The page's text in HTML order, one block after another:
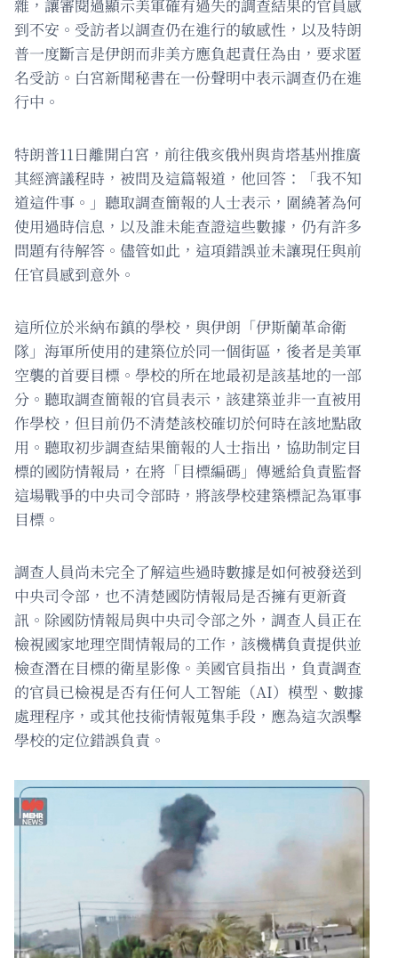
雜，讓審閱過顯示美軍確有過失的調查結果的官員感
到不安。受訪者以調查仍在進行的敏感性，以及特朗
普一度斷言是伊朗而非美方應負起責任為由，要求匿
名受訪。白宮新聞秘書在一份聲明中表示調查仍在進
行中。
特朗普11日離開白宮，前往俄亥俄州與肯塔基州推廣
其經濟議程時，被問及這篇報道，他回答：「我不知
道這件事。」聽取調查簡報的人士表示，圍繞著為何
使用過時信息，以及誰未能查證這些數據，仍有許多
問題有待解答。儘管如此，這項錯誤並未讓現任與前
任官員感到意外。
這所位於米納布鎮的學校，與伊朗「伊斯蘭革命衛
隊」海軍所使用的建築位於同一個街區，後者是美軍
空襲的首要目標。學校的所在地最初是該基地的一部
分。聽取調查簡報的官員表示，該建築並非一直被用
作學校，但目前仍不清楚該校確切於何時在該地點啟
用。聽取初步調查結果簡報的人士指出，協助制定目
標的國防情報局，在將「目標編碼」傳遞給負責監督
這場戰爭的中央司令部時，將該學校建築標記為軍事
目標。
調查人員尚未完全了解這些過時數據是如何被發送到
中央司令部，也不清楚國防情報局是否擁有更新資
訊。除國防情報局與中央司令部之外，調查人員正在
檢視國家地理空間情報局的工作，該機構負責提供並
檢查潛在目標的衛星影像。美國官員指出，負責調查
的官員已檢視是否有任何人工智能（AI）模型、數據
處理程序，或其他技術情報蒐集手段，應為這次誤擊
學校的定位錯誤負責。